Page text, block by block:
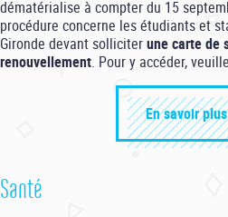
dématérialise à compter du 15
procédure concerne les étudiants et
Gironde devant solliciterune carte de
renouvellement. Pour y accéder,
En savoir
Santé